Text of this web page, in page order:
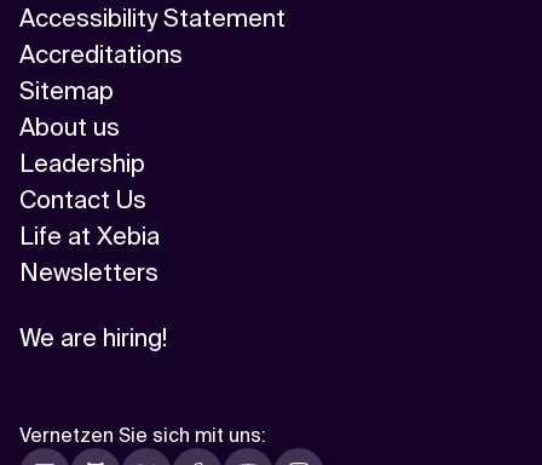
Accessibility Statement
Accreditations
Sitemap
About us
Leadership
Contact Us
Life at Xebia
Newsletters
We are hiring!
Vernetzen Sie sich mit uns: